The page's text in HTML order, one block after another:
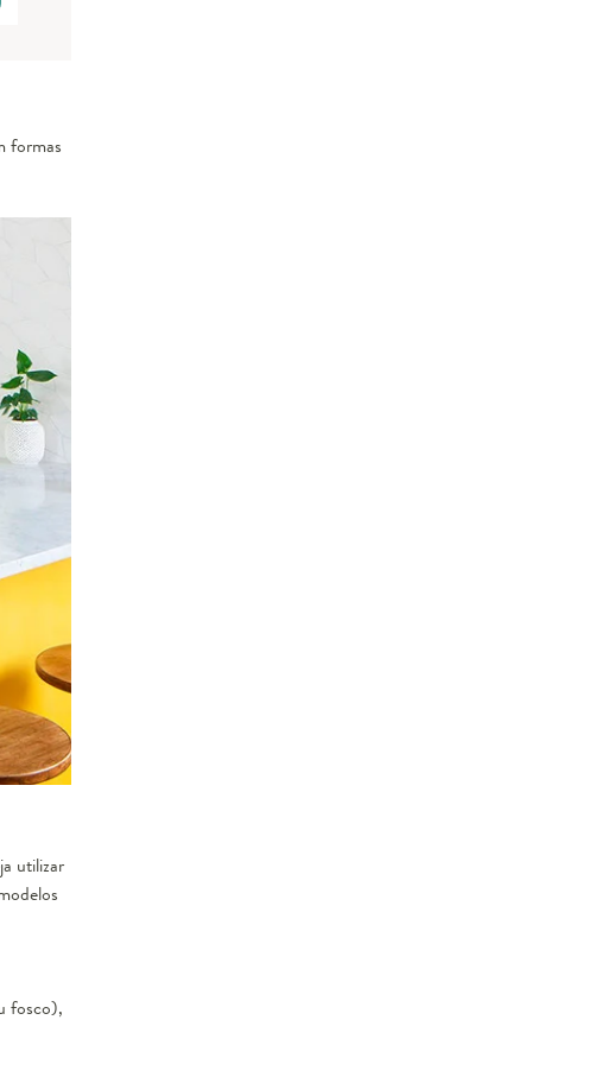
formas
utilizar
fosco),